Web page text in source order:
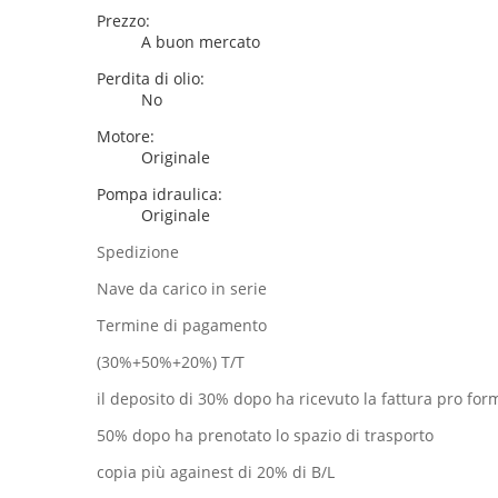
Prezzo:
A buon mercato
Perdita di olio:
No
Motore:
Originale
Pompa idraulica:
Originale
Spedizione
Nave da carico in serie
Termine di pagamento
(30%+50%+20%) T/T
il deposito di 30% dopo ha ricevuto la fattura pro
50% dopo ha prenotato lo spazio di trasporto
copia più againest di 20% di B/L